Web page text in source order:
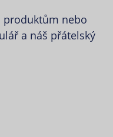
produktům nebo
a náš přátelský